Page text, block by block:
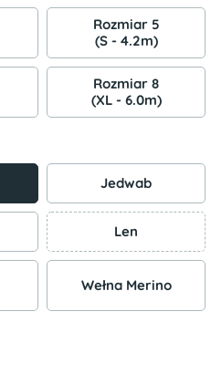
Rozmiar 5
(S - 4.2m)
Rozmiar 8
(XL - 6.0m)
Jedwab
Len
Wełna Merino